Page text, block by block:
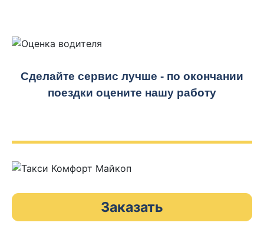
Сделайте сервис лучше - по окончании
поездки оцените нашу работу
Заказать